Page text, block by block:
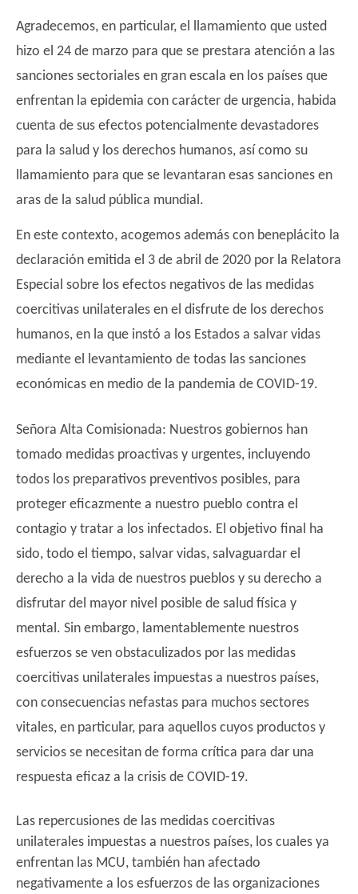
Agradecemos, en particular, el llamamiento que usted
hizo el 24 de marzo para que se prestara atención a las
sanciones sectoriales en gran escala en los países que
enfrentan la epidemia con carácter de urgencia, habida
cuenta de sus efectos potencialmente devastadores
para la salud y los derechos humanos, así como su
llamamiento para que se levantaran esas sanciones en
aras de la salud pública mundial.
En este contexto, acogemos además con beneplácito la
declaración emitida el 3 de abril de 2020 por la Relatora
Especial sobre los efectos negativos de las medidas
coercitivas unilaterales en el disfrute de los derechos
humanos, en la que instó a los Estados a salvar vidas
mediante el levantamiento de todas las sanciones
económicas en medio de la pandemia de COVID-19.
Señora Alta Comisionada: Nuestros gobiernos han
tomado medidas proactivas y urgentes, incluyendo
todos los preparativos preventivos posibles, para
proteger eficazmente a nuestro pueblo contra el
contagio y tratar a los infectados. El objetivo final ha
sido, todo el tiempo, salvar vidas, salvaguardar el
derecho a la vida de nuestros pueblos y su derecho a
disfrutar del mayor nivel posible de salud física y
mental. Sin embargo, lamentablemente nuestros
esfuerzos se ven obstaculizados por las medidas
coercitivas unilaterales impuestas a nuestros países,
con consecuencias nefastas para muchos sectores
vitales, en particular, para aquellos cuyos productos y
servicios se necesitan de forma crítica para dar una
respuesta eficaz a la crisis de COVID-19.
Las repercusiones de las medidas coercitivas
unilaterales impuestas a nuestros países, los cuales ya
enfrentan las MCU, también han afectado
negativamente a los esfuerzos de las organizaciones